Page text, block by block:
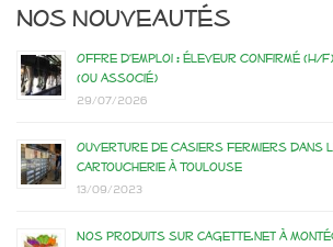
Nos nouveautés
Offre d’emploi : éleveur confirmé (H/
(ou associé)
29/07/2026
Ouverture de casiers fermiers dans
Cartoucherie à Toulouse
13/09/2023
Nos produits sur Cagette.net à